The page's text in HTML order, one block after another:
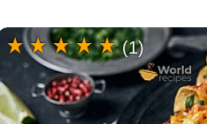
(1)